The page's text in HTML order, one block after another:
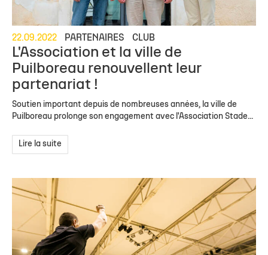
22.09.2022 PARTENAIRES CLUB
L'Association et la ville de
Puilboreau renouvellent leur
partenariat !
Soutien important depuis de nombreuses années, la ville de
Puilboreau prolonge son engagement avec l'Association Stade...
Lire la suite